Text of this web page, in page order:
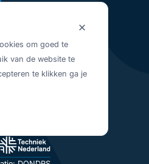
om goed te
van de website te
te klikken ga je